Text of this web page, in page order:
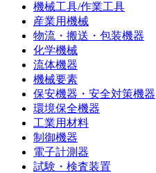
機械工具/作業工具
産業用機械
物流・搬送・包装機器
化学機械
流体機器
機械要素
保安機器・安全対策機器
環境保全機器
工業用材料
制御機器
電子計測器
試験・検査装置